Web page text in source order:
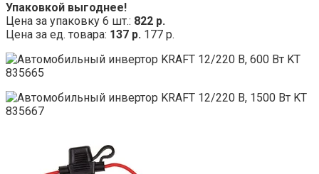
Упаковкой выгоднее!
Цена за упаковку 6 шт.: 822 р.
Цена за ед. товара: 137 р. 177 р.